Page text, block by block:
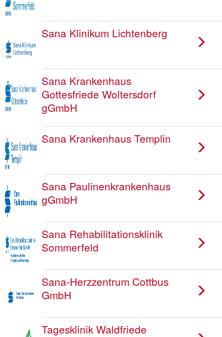
Sana Klinikum Lichtenberg
Sana Krankenhaus
Gottesfriede Woltersdorf
gGmbH
Sana Krankenhaus Templin
Sana Paulinenkrankenhaus
gGmbH
Sana Rehabilitationsklinik
Sommerfeld
Sana-Herzzentrum Cottbus
GmbH
Tagesklinik Waldfriede